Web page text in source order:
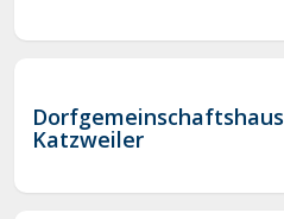
Dorfgemeinschaftshaus
Katzweiler